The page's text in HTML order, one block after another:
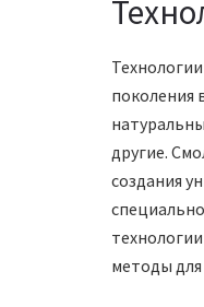
поколения
другие.
создания
методы